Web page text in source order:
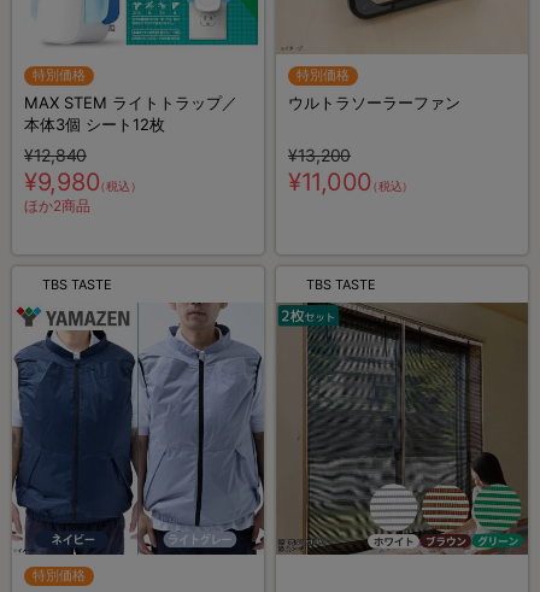
特別価格
MAX STEM ライトトラップ／
本体3個 シート12枚
¥12,840
¥9,980（税込）
ほか2商品
特別価格
ウルトラソーラーファン
¥13,200
¥11,000（税込）
TBS TASTE
特別価格
TBS TASTE